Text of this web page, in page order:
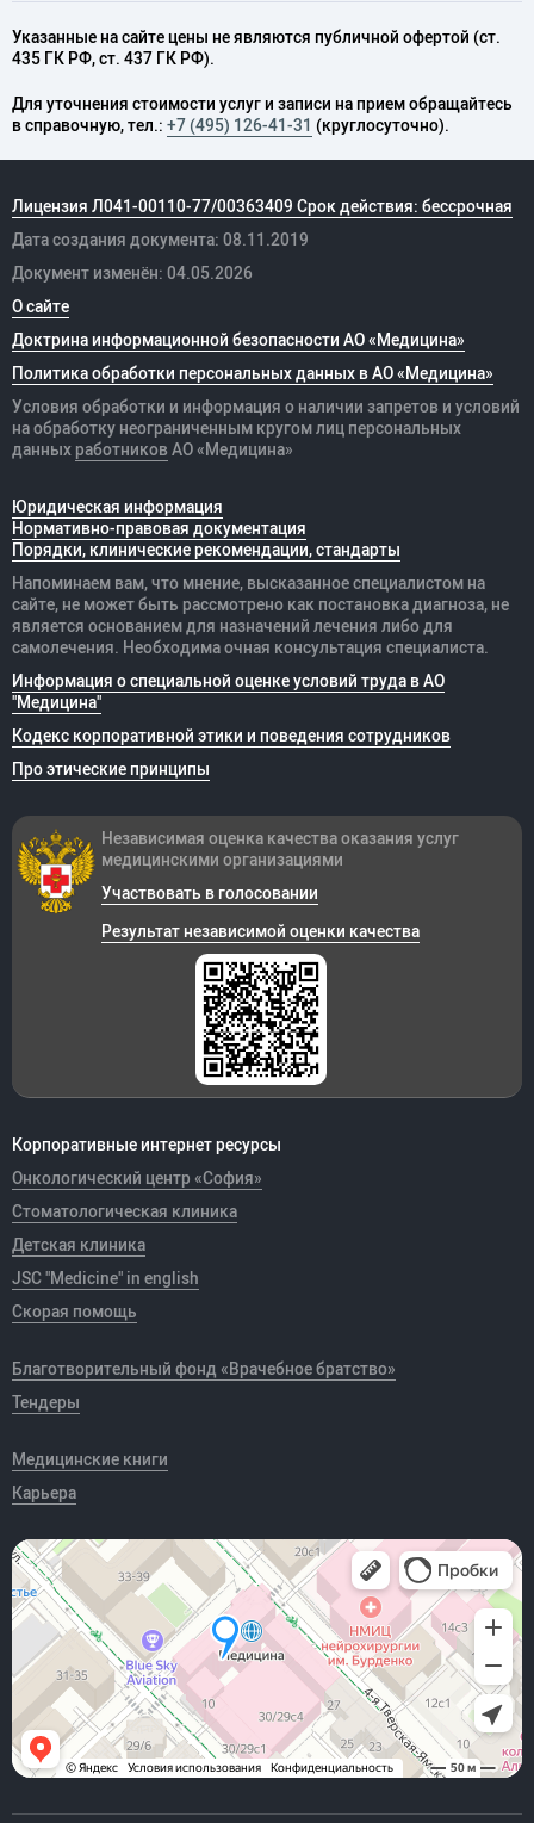
Указанные на сайте цены не являются публичной офертой (ст.
435 ГК РФ, cт. 437 ГК РФ).
Для уточнения стоимости услуг и записи на прием обращайтесь
в справочную, тел.: +7 (495) 126-41-31 (круглосуточно).
Лицензия Л041-00110-77/00363409 Срок действия: бессрочная
Дата создания документа: 08.11.2019
Документ изменён: 04.05.2026
О сайте
Доктрина информационной безопасности АО «Медицина»
Политика обработки персональных данных в АО «Медицина»
Условия обработки и информация о наличии запретов и условий
на обработку неограниченным кругом лиц персональных
данных работников АО «Медицина»
Юридическая информация
Нормативно-правовая документация
Порядки, клинические рекомендации, стандарты
Напоминаем вам, что мнение, высказанное специалистом на
сайте, не может быть рассмотрено как постановка диагноза, не
является основанием для назначений лечения либо для
самолечения. Необходима очная консультация специалиста.
Информация о специальной оценке условий труда в АО
"Медицина"
Кодекс корпоративной этики и поведения сотрудников
Про этические принципы
Корпоративные интернет ресурсы
Онкологический центр «София»
Стоматологическая клиника
Детская клиника
JSC "Medicine" in english
Скорая помощь
Благотворительный фонд «Врачебное братство»
Тендеры
Медицинские книги
Карьера
Независимая оценка качества оказания услуг
медицинскими организациями
Участвовать в голосовании
Результат независимой оценки качества